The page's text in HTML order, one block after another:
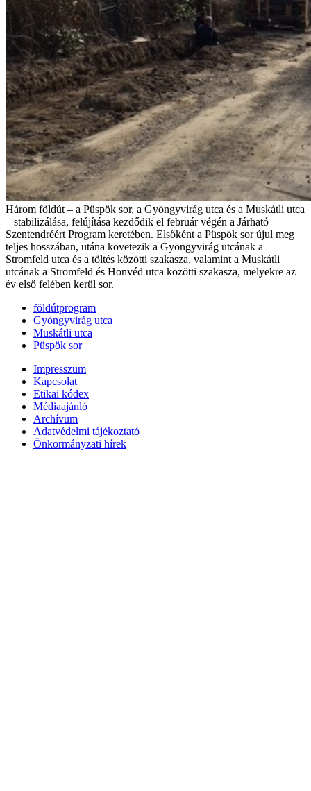
Három földút – a Püspök sor, a Gyöngyvirág utca és a Muskátli utca
– stabilizálása, felújítása kezdődik el február végén a Járható
Szentendréért Program keretében. Elsőként a Püspök sor újul meg
teljes hosszában, utána követezik a Gyöngyvirág utcának a
Stromfeld utca és a töltés közötti szakasza, valamint a Muskátli
utcának a Stromfeld és Honvéd utca közötti szakasza, melyekre az
év első felében kerül sor.
földútprogram
Gyöngyvirág utca
Muskátli utca
Püspök sor
Impresszum
Kapcsolat
Etikai kódex
Médiaajánló
Archívum
Adatvédelmi tájékoztató
Önkormányzati hírek